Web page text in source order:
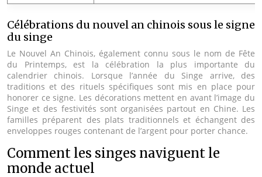
Célébrations du nouvel an chinois sous le signe
du singe
Le Nouvel An Chinois, également connu sous le nom de Fête
du Printemps, est la célébration la plus importante du
calendrier chinois. Lorsque l’année du Singe arrive, des
traditions et des rituels spécifiques sont mis en place pour
honorer ce signe. Les décorations mettent en avant l’image du
Singe et des festivités sont organisées partout en Chine. Les
familles préparent des plats traditionnels et échangent des
enveloppes rouges contenant de l’argent pour porter chance.
Comment les singes naviguent le
monde actuel